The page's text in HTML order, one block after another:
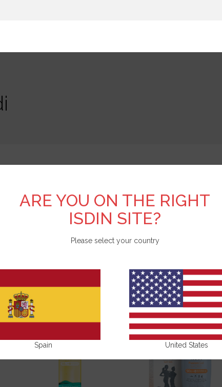
ZAŠTITA OD SUNCA
ARE YOU ON THE RIGHT
ISDIN SITE?
Please select your country
Spain United States